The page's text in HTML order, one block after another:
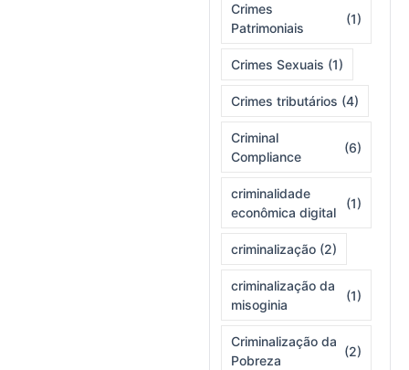
Crimes
Patrimoniais
(1)
Crimes Sexuais (1)
Crimes tributários (4)
Criminal
Compliance
(6)
criminalidade
econômica digital
(1)
criminalização (2)
criminalização da
misoginia
(1)
Criminalização da
Pobreza
(2)